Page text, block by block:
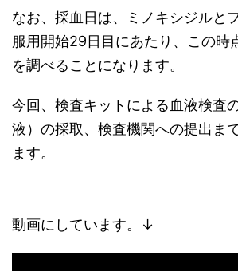
なお、採血日は、ミノキシジルと
服用開始29日目にあたり、この時
を調べることになります。
今回、検査キットによる血液検査
液）の採取、検査機関への提出ま
ます。
動画にしています。↓